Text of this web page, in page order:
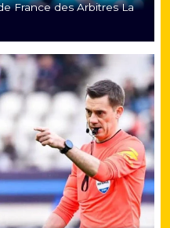
France des Arbitres La